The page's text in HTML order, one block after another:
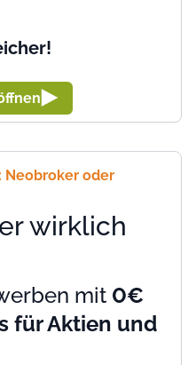
Neobroker oder
wirklich
mit 0€
für Aktien und